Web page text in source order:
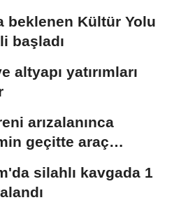
beklenen Kültür Yolu
başladı
altyapı yatırımları
arızalanınca
geçitte araç
silahlı kavgada 1